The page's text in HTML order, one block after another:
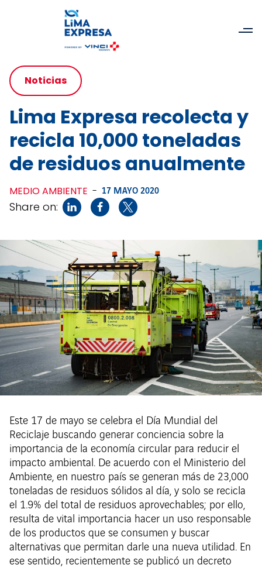
Noticias
Lima Expresa recolecta y
recicla 10,000 toneladas
de residuos anualmente
MEDIO AMBIENTE - 17 MAYO 2020
Share on:
Este 17 de mayo se celebra el Día Mundial del
Reciclaje buscando generar conciencia sobre la
importancia de la economía circular para reducir el
impacto ambiental. De acuerdo con el Ministerio del
Ambiente, en nuestro país se generan más de 23,000
toneladas de residuos sólidos al día, y solo se recicla
el 1.9% del total de residuos aprovechables; por ello,
resulta de vital importancia hacer un uso responsable
de los productos que se consumen y buscar
alternativas que permitan darle una nueva utilidad. En
ese sentido, recientemente se publicó un decreto